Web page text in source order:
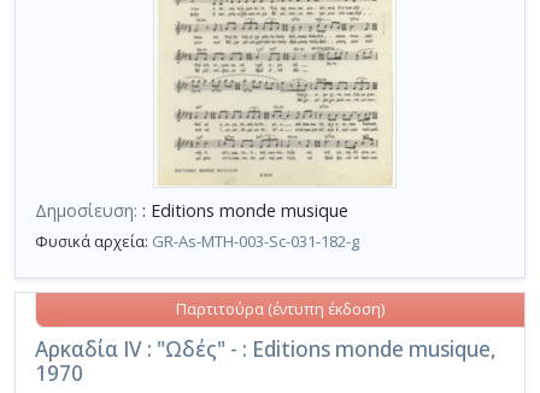
Δημοσίευση: : Editions monde musique
Φυσικά αρχεία: GR-As-MTH-003-Sc-031-182-g
Αρκαδία IV : "Ωδές" - : Editions monde musique,
1970
Παρτιτούρα (έντυπη έκδοση)